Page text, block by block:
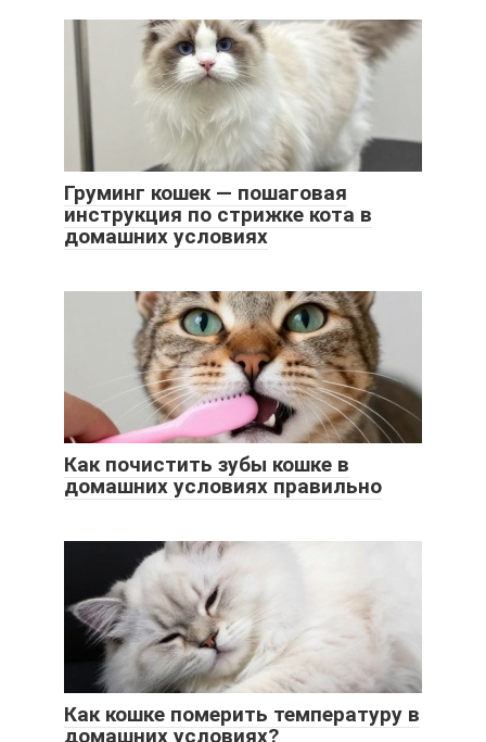
Груминг кошек — пошаговая
инструкция по стрижке кота в
домашних условиях
Как почистить зубы кошке в
домашних условиях правильно
Как кошке померить температуру в
домашних условиях?